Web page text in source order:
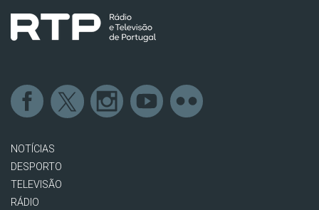
NOTÍCIAS
DESPORTO
TELEVISÃO
RÁDIO